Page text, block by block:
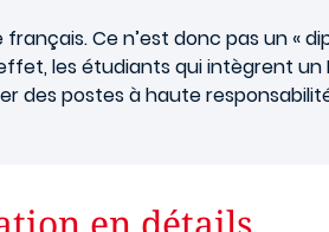
Ce n’est donc pas un
les étudiants qui intègrent un
des postes à haute